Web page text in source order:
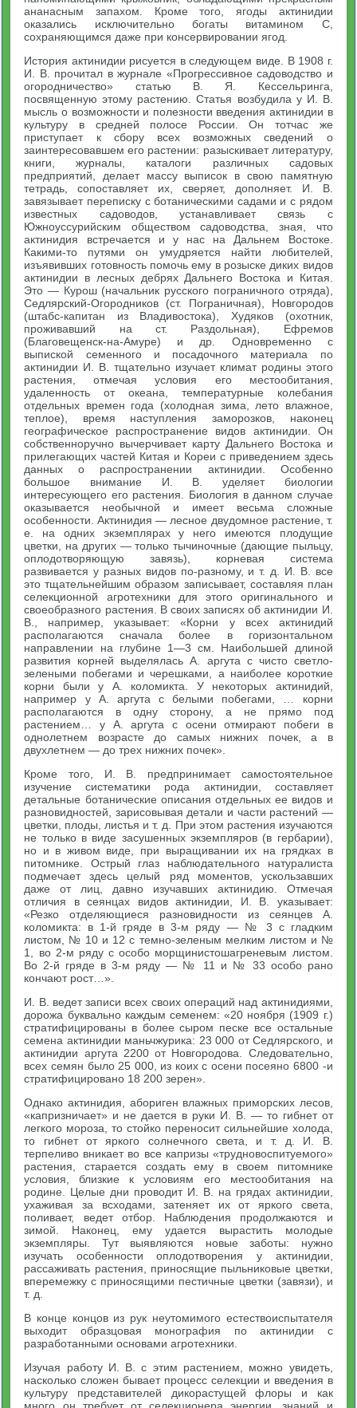
ананасным запахом. Кроме того, ягоды актинидии
оказались исключительно богаты витамином С,
сохраняющимся даже при консервировании ягод.
История актинидии рисуется в следующем виде. В 1908 г.
И. В. прочитал в журнале «Прогрессивное садоводство и
огородничество» статью В. Я. Кессельринга,
посвященную этому растению. Статья возбудила у И. В.
мысль о возможности и полезности введения актинидии в
культуру в средней полосе России. Он тотчас же
приступает к сбору всех возможных сведений о
заинтересовавшем его растении: разыскивает литературу,
книги, журналы, каталоги различных садовых
предприятий, делает массу выписок в свою памятную
тетрадь, сопоставляет их, сверяет, дополняет. И. В.
завязывает переписку с ботаническими садами и с рядом
известных садоводов, устанавливает связь с
Южноуссурийским обществом садоводства, зная, что
актинидия встречается и у нас на Дальнем Востоке.
Какими-то путями он умудряется найти любителей,
изъявивших готовность помочь ему в розыске диких видов
актинидии в лесных дебрях Дальнего Востока и Китая.
Это — Курош (начальник русского пограничного отряда),
Седлярский-Огородников (ст. Пограничная), Новгородов
(штабс-капитан из Владивостока), Худяков (охотник,
проживавший на ст. Раздольная), Ефремов
(Благовещенск-на-Амуре) и др. Одновременно с
выпиской семенного и посадочного материала по
актинидии И. В. тщательно изучает климат родины этого
растения, отмечая условия его местообитания,
удаленность от океана, температурные колебания
отдельных времен года (холодная зима, лето влажное,
теплое), время наступления заморозков, наконец
географическое распространение видов актинидии. Он
собственноручно вычерчивает карту Дальнего Востока и
прилегающих частей Китая и Кореи с приведением здесь
данных о распространении актинидии. Особенно
большое внимание И. В. уделяет биологии
интересующего его растения. Биология в данном случае
оказывается необычной и имеет весьма сложные
особенности. Актинидия — лесное двудомное растение, т.
е. на одних экземплярах у него имеются плодущие
цветки, на других — только тычиночные (дающие пыльцу,
оплодотворяющую завязь), корневая система
развивается у разных видов по-разному, и т. д. И. В. все
это тщательнейшим образом записывает, составляя план
селекционной агротехники для этого оригинального и
своеобразного растения. В своих записях об актинидии И.
В., например, указывает: «Корни у всех актинидий
располагаются сначала более в горизонтальном
направлении на глубине 1—3 см. Наибольшей длиной
развития корней выделялась А. аргута с чисто светло-
зелеными побегами и черешками, а наиболее короткие
корни были у А. коломикта. У некоторых актинидий,
например у А. аргута с белыми побегами, … корни
располагаются в одну сторону, а не прямо под
растением… у А. аргута с осени отмирают побеги в
однолетнем возрасте до самых нижних почек, а в
двухлетнем — до трех нижних почек».
Кроме того, И. В. предпринимает самостоятельное
изучение систематики рода актинидии, составляет
детальные ботанические описания отдельных ее видов и
разновидностей, зарисовывая детали и части растений —
цветки, плоды, листья и т. д. При этом растения изучаются
не только в виде засушенных экземпляров (в гербарии),
но и в живом виде, при выращивании их на грядках в
питомнике. Острый глаз наблюдательного натуралиста
подмечает здесь целый ряд моментов, ускользавших
даже от лиц, давно изучавших актинидию. Отмечая
отличия в сеянцах видов актинидии, И. В. указывает:
«Резко отделяющиеся разновидности из сеянцев А.
коломикта: в 1-й гряде в 3-м ряду — № 3 с гладким
листом, № 10 и 12 с темно-зеленым мелким листом и №
1, во 2-м ряду с особо морщинистошагреневым листом.
Во 2-й гряде в 3-м ряду — № 11 и № 33 особо рано
кончают рост…».
И. В. ведет записи всех своих операций над актинидиями,
дорожа буквально каждым семенем: «20 ноября (1909 г.)
стратифицированы в более сыром песке все остальные
семена актинидии маньчжурика: 23 000 от Седлярского, и
актинидии аргута 2200 от Новгородова. Следовательно,
всех семян было 25 000, из коих с осени посеяно 6800 -и
стратифицировано 18 200 зерен».
Однако актинидия, абориген влажных приморских лесов,
«капризничает» и не дается в руки И. В. — то гибнет от
легкого мороза, то стойко переносит сильнейшие холода,
то гибнет от яркого солнечного света, и т. д. И. В.
терпеливо вникает во все капризы «трудновоспитуемого»
растения, старается создать ему в своем питомнике
условия, близкие к условиям его местообитания на
родине. Целые дни проводит И. В. на грядах актинидии,
ухаживая за всходами, затеняет их от яркого света,
поливает, ведет отбор. Наблюдения продолжаются и
зимой. Наконец, ему удается вырастить молодые
экземпляры. Тут выявляются новые заботы: нужно
изучать особенности оплодотворения у актинидии,
рассаживать растения, приносящие пыльниковые цветки,
вперемежку с приносящими пестичные цветки (завязи), и
т. д.
В конце концов из рук неутомимого естествоиспытателя
выходит образцовая монография по актинидии с
разработанными основами агротехники.
Изучая работу И. В. с этим растением, можно увидеть,
насколько сложен бывает процесс селекции и введения в
культуру представителей дикорастущей флоры и как